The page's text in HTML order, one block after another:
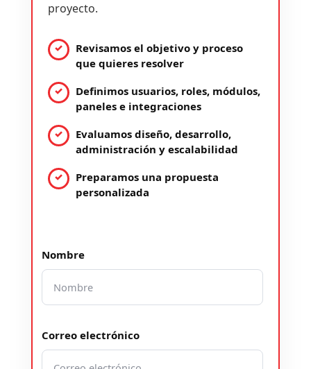
proyecto.
Revisamos el objetivo y proceso
que quieres resolver
Definimos usuarios, roles, módulos,
paneles e integraciones
Evaluamos diseño, desarrollo,
administración y escalabilidad
Preparamos una propuesta
personalizada
Nombre
Correo electrónico